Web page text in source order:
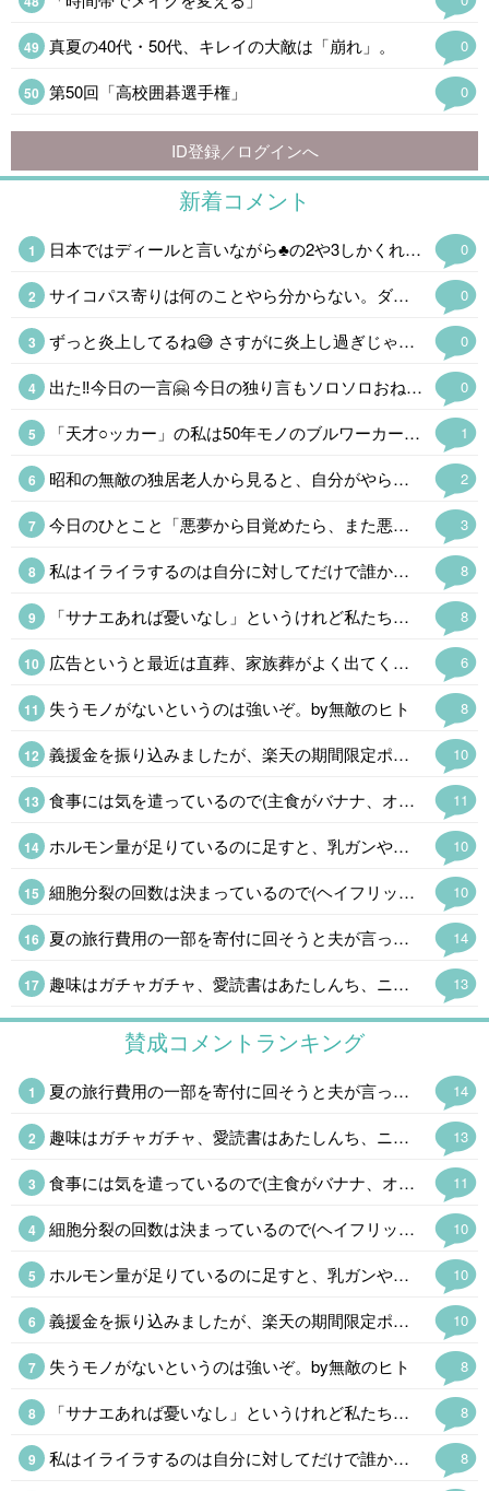
0
真夏の40代・50代、キレイの大敵は「崩れ」。
0
第50回「高校囲碁選手権」
ID登録／ログインへ
新着コメント
0
日本ではディールと言いながら♣の2や3しかくれない強欲なイカ…以下自粛。
0
サイコパス寄りは何のことやら分からない。ダチョウの卵とかチョコエッグはアウトか。自販機でお釣りが出ない時はまず返却口に「出ないぞ」と文句を言ってから前後に揺らして、最後に元サッカー部だったので自慢のキック。ダメだこりゃ。
0
ずっと炎上してるね😅 さすがに炎上し過ぎじゃない❓️ いつまでも延々叩く日本人の悪いところだよ😵
0
出た‼️今日の一言🤗 今日の独り言もソロソロおねしゃすw
1
「天才○ッカー」の私は50年モノのブルワーカーを愛用しているが息を止めて7秒止めるトレーニングは血圧にものすごく悪いそうだ。短時間に同じ動きを繰り返すトレーニングにしているがついつい「そんなのカンケーねぇ」と連呼してしまう。
2
昭和の無敵の独居老人から見ると、自分がやらかしたことに嫁を出すなという感じがする。
3
今日のひとこと「悪夢から目覚めたら、また悪夢だったということはよくある」
8
私はイライラするのは自分に対してだけで誰かがすることにはまあ、ニンゲンがやることだからしょうがない。おもしろいことをするなぁという感じ。 AI君によると「地獄のような脳内環境」だそうだ。
8
「サナエあれば憂いなし」というけれど私たちは「ソナエがなくて憂うばかり」である。
6
広告というと最近は直葬、家族葬がよく出てくるけど、求人サイトの「昆虫·正社員」というのと不動産サイトの「2LDK0.9万円」(超絶事故物件にしてもあり得ない誤植だ)のインパクト半端なかった。
8
失うモノがないというのは強いぞ。by無敵のヒト
10
義援金を振り込みましたが、楽天の期間限定ポイントがあったので、ポイントも少しだけ(金額はショボいので㊙️)にはなりますが寄付させて戴きました。 この暑さによる二次災害も心配ですが、支援物資の仕分けが追い付かず停止しているそうなので、今回はお金だけにしました👛 現地のボランティアの方にも頭が下がります。
11
食事には気を遣っているので(主食がバナナ、オートミール、全粒粉クラッカー、今の時期はトウモロコシも🌟)食生活には自信があるのですが、旅行で飲み食いしたり自分用お土産😂で2kg太ったのでダイエット中です。 普段の食生活に戻して、食後の血糖値急上昇を阻止する足踏み運動も始めました。 大体1kg落ちたので、あと半分頑張ります。
10
ホルモン量が足りているのに足すと、乳ガンや血栓のリスクが増したり、余計にホルモンバランスが崩れるので処方されなかったのは当然です😅 即効性を求めるならプラセンタ注射(48歳なら保険適応)がありますし、漢方薬もあります。 完全に情報不足です💧
10
細胞分裂の回数は決まっているので(ヘイフリック限界)、もしかすると!と思ってAIに聞いてみました。 「若いうちに毛量が多いからといって毛根の細胞分裂の回数を早く消費するわけではないため、安心してください」と言われました😂
14
夏の旅行費用の一部を寄付に回そうと夫が言ってくれて、振り込んでくれました。 家計管理は、しっかり者の夫が主導してくれてます、私は精神年齢小学生なのです😓💦
13
趣味はガチャガチャ、愛読書はあたしんち、ニンテンドーDS出る度に並んでます💦 精神年齢小学生です😓ハイ。 よく「若いね」と言われるけど「幼いね」を変換してるの気付いてます💦
賛成コメントランキング
14
夏の旅行費用の一部を寄付に回そうと夫が言ってくれて、振り込んでくれました。 家計管理は、しっかり者の夫が主導してくれてます、私は精神年齢小学生なのです😓💦
13
趣味はガチャガチャ、愛読書はあたしんち、ニンテンドーDS出る度に並んでます💦 精神年齢小学生です😓ハイ。 よく「若いね」と言われるけど「幼いね」を変換してるの気付いてます💦
11
食事には気を遣っているので(主食がバナナ、オートミール、全粒粉クラッカー、今の時期はトウモロコシも🌟)食生活には自信があるのですが、旅行で飲み食いしたり自分用お土産😂で2kg太ったのでダイエット中です。 普段の食生活に戻して、食後の血糖値急上昇を阻止する足踏み運動も始めました。 大体1kg落ちたので、あと半分頑張ります。
10
細胞分裂の回数は決まっているので(ヘイフリック限界)、もしかすると!と思ってAIに聞いてみました。 「若いうちに毛量が多いからといって毛根の細胞分裂の回数を早く消費するわけではないため、安心してください」と言われました😂
10
ホルモン量が足りているのに足すと、乳ガンや血栓のリスクが増したり、余計にホルモンバランスが崩れるので処方されなかったのは当然です😅 即効性を求めるならプラセンタ注射(48歳なら保険適応)がありますし、漢方薬もあります。 完全に情報不足です💧
10
義援金を振り込みましたが、楽天の期間限定ポイントがあったので、ポイントも少しだけ(金額はショボいので㊙️)にはなりますが寄付させて戴きました。 この暑さによる二次災害も心配ですが、支援物資の仕分けが追い付かず停止しているそうなので、今回はお金だけにしました👛 現地のボランティアの方にも頭が下がります。
8
失うモノがないというのは強いぞ。by無敵のヒト
8
「サナエあれば憂いなし」というけれど私たちは「ソナエがなくて憂うばかり」である。
8
私はイライラするのは自分に対してだけで誰かがすることにはまあ、ニンゲンがやることだからしょうがない。おもしろいことをするなぁという感じ。 AI君によると「地獄のような脳内環境」だそうだ。